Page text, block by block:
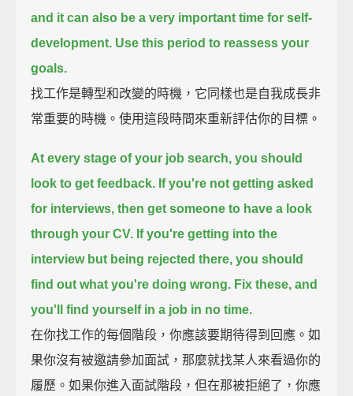
and it can also be a very important time for self-
development. Use this period to reassess your
goals.
找工作是轉型和改變的時機，它同樣也是自我成長非
常重要的時機。使用這段時間來重新評估你的目標。
At every stage of your job search, you should
look to get feedback. If you're not getting asked
for interviews, then get someone to have a look
through your CV. If you're getting into the
interview but being rejected there, you should
find out what you're doing wrong. Fix these, and
you'll find yourself in a job in no time.
在你找工作的每個階段，你應該要期待得到回應。如
果你沒有被邀請參加面試，那麼就找某人來看過你的
履歷。如果你進入面試階段，但在那被拒絕了，你應